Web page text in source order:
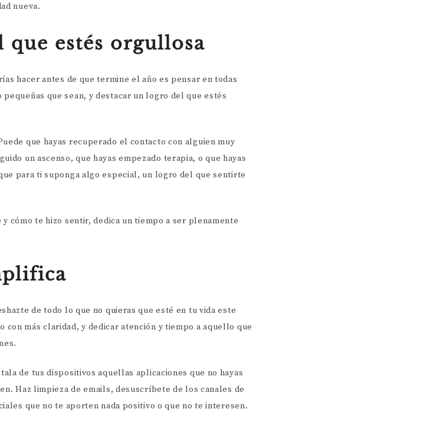
nueva.
que estés orgullosa
hacer antes de que termine el año es pensar en todas
que sean, y destacar un logro del que estés
que hayas recuperado el contacto con alguien muy
un ascenso, que hayas empezado terapia, o que hayas
para ti suponga algo especial, un logro del que sentirte
cómo te hizo sentir, dedica un tiempo a ser plenamente
de todo lo que no quieras que esté en tu vida este
con más claridad, y dedicar atención y tiempo a aquello que
de tus dispositivos aquellas aplicaciones que no hayas
Haz limpieza de emails, desuscríbete de los canales de
que no te aporten nada positivo o que no te interesen.